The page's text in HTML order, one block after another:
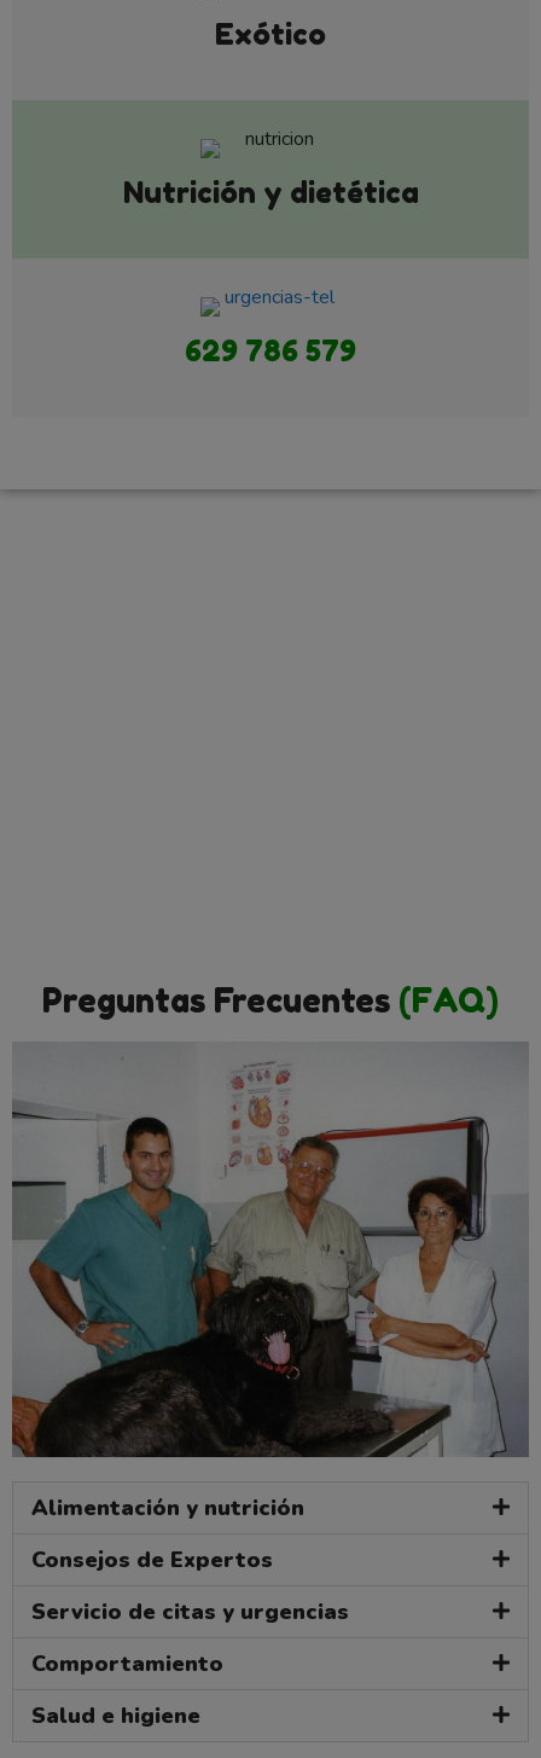
Exótico
Nutrición y dietética
629 786 579
Preguntas Frecuentes (FAQ)
Alimentación y nutrición
Consejos de Expertos
Servicio de citas y urgencias
Comportamiento
Salud e higiene